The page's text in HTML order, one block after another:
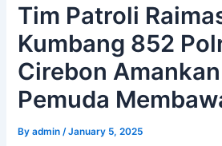
Tim Patroli
Kumbang 852
Cirebon
Pemuda
Byadmin /January 5, 2025